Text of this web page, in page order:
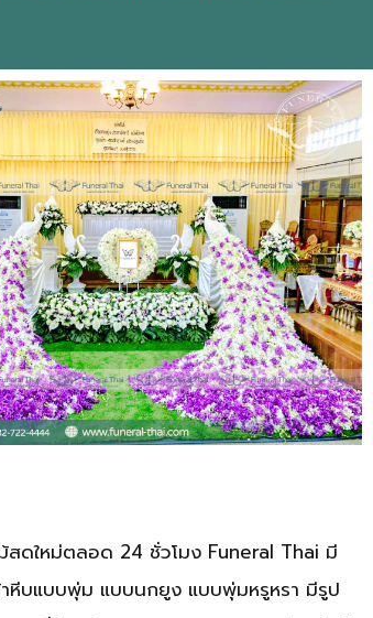
สดใหม่ตลอด 24 ชั่วโมง Funeral Thai มี
าหีบแบบพุ่ม แบบนกยูง แบบพุ่มหรูหรา มีรูป